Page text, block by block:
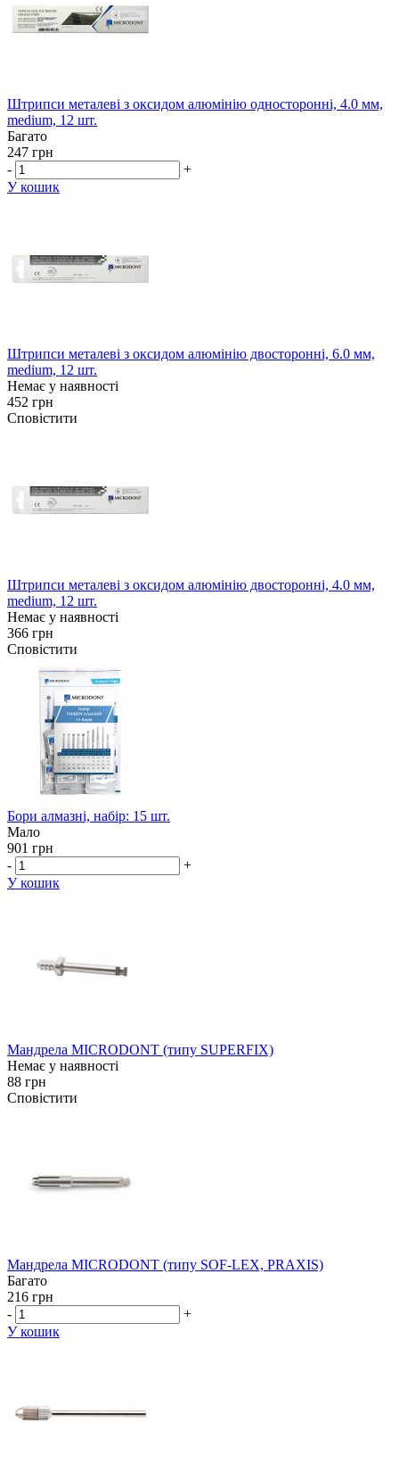
Штрипси металеві з оксидом алюмінію односторонні, 4.0 мм,
medium, 12 шт.
Багато
247 грн
-
+
У кошик
Штрипси металеві з оксидом алюмінію двосторонні, 6.0 мм,
medium, 12 шт.
Немає у наявності
452 грн
Сповістити
Штрипси металеві з оксидом алюмінію двосторонні, 4.0 мм,
medium, 12 шт.
Немає у наявності
366 грн
Сповістити
Бори алмазні, набір: 15 шт.
Мало
901 грн
-
+
У кошик
Мандрела MICRODONT (типу SUPERFIX)
Немає у наявності
88 грн
Сповістити
Мандрела MICRODONT (типу SOF-LEX, PRAXIS)
Багато
216 грн
-
+
У кошик